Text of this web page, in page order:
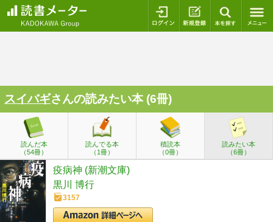
ログイン 新規登録
スイバギさんの読みたい本 (6冊)
読んだ本
（54冊）
読んでる本
（1冊）
積読本
（0冊）
読みたい本
（6冊）
疫病神 (新潮文庫)
黒川 博行
3157